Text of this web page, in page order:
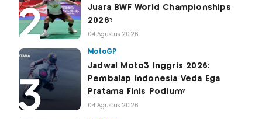
Juara BWF World Championships
2026?
04 Agustus 2026
MotoGP
Jadwal Moto3 Inggris 2026:
Pembalap Indonesia Veda Ega
Pratama Finis Podium?
04 Agustus 2026